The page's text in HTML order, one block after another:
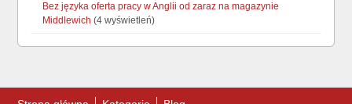
Bez języka oferta pracy w Anglii od zaraz na magazynie
Middlewich (4 wyświetleń)